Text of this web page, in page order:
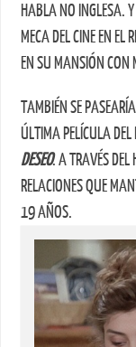
HABLA NO INGLESA.
MECA DEL CINE EN EL
EN SU MANSIÓN
TAMBIÉN SE
ÚLTIMA PELÍCULA DEL
DESEO. A TRAVÉS DEL
RELACIONES QUE
19 AÑOS.